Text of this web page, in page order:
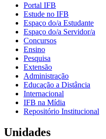
Portal IFB
Estude no IFB
Espaço do/a Estudante
Espaço do/a Servidor/a
Concursos
Ensino
Pesquisa
Extensão
Administração
Educação a Distância
Internacional
IFB na Mídia
Repositório Institucional
Unidades